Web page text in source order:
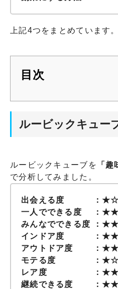
上記4つをまとめています。
目次
ルービックキュー
ルービックキューブを
「
で分析してみました。
出会える度 ：
一人でできる度 ：
みんなでできる度
インドア度 ：
アウトドア度 ：
モテる度 ：
レア度 ：
継続できる度 ：